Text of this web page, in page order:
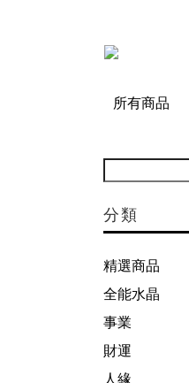
所有商品
分類
精選商品
全能水晶
事業
財運
人緣